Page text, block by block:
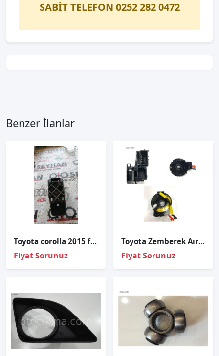
SABİT TELEFON 0252 282 0472
Benzer İlanlar
Toyota corolla 2015 far alt braketi
Fiyat Sorunuz
Toyota Zemberek Aırbag Corolla 02-08/Avensis 02-08 (Çift Kablol
Fiyat Sorunuz